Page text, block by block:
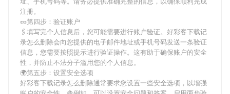
注册。
🥜第四步：验证账户
🖇填写完个人信息后，您可能需要进行账户验证。 好彩客下载记
录怎么删除会向您提供的电子邮件地址或手机号码发送一条验证
信息，您需要按照提示进行验证操作。这有助于确保账户的安全
性，并防止不法分子滥用您的个人信息。
🌍第五步：设置安全选项
好彩客下载记录怎么删除通常要求您设置一些安全选项，以增强